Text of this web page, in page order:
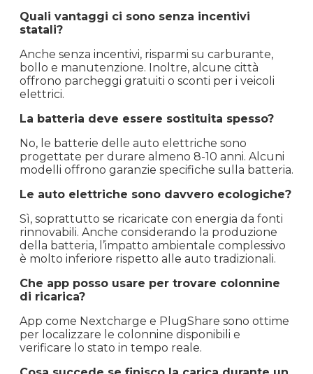
Quali vantaggi ci sono senza incentivi
statali?
Anche senza incentivi, risparmi su carburante,
bollo e manutenzione. Inoltre, alcune città
offrono parcheggi gratuiti o sconti per i veicoli
elettrici.
La batteria deve essere sostituita spesso?
No, le batterie delle auto elettriche sono
progettate per durare almeno 8-10 anni. Alcuni
modelli offrono garanzie specifiche sulla batteria.
Le auto elettriche sono davvero ecologiche?
Sì, soprattutto se ricaricate con energia da fonti
rinnovabili. Anche considerando la produzione
della batteria, l’impatto ambientale complessivo
è molto inferiore rispetto alle auto tradizionali.
Che app posso usare per trovare colonnine
di ricarica?
App come Nextcharge e PlugShare sono ottime
per localizzare le colonnine disponibili e
verificare lo stato in tempo reale.